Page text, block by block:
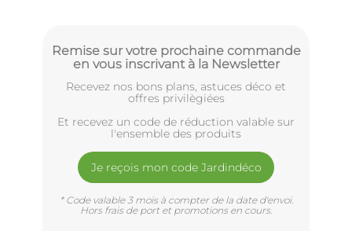
Remise sur votre prochaine commande
en vous inscrivant à la Newsletter
Recevez nos bons plans, astuces déco et
offres privilègiées
Et recevez un code de réduction valable sur
l'ensemble des produits
Je reçois mon code Jardindéco
* Code valable 3 mois à compter de la date d'envoi.
Hors frais de port et promotions en cours.